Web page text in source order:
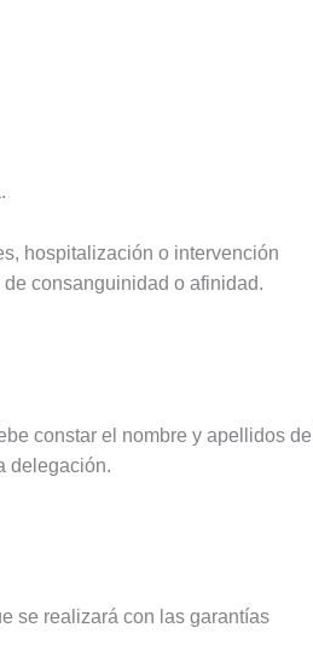
hospitalización o intervención
consanguinidad o afinidad.
constar el nombre y apellidos
delegación.
se realizará con las garantías